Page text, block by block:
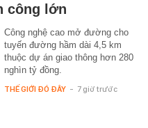
công lớn
Công nghệ cao mở đường cho
tuyến đường hầm dài 4,5 km
thuộc dự án giao thông hơn 280
nghìn tỷ đồng.
THẾ GIỚI ĐÓ ĐÂY - 7 giờ trước